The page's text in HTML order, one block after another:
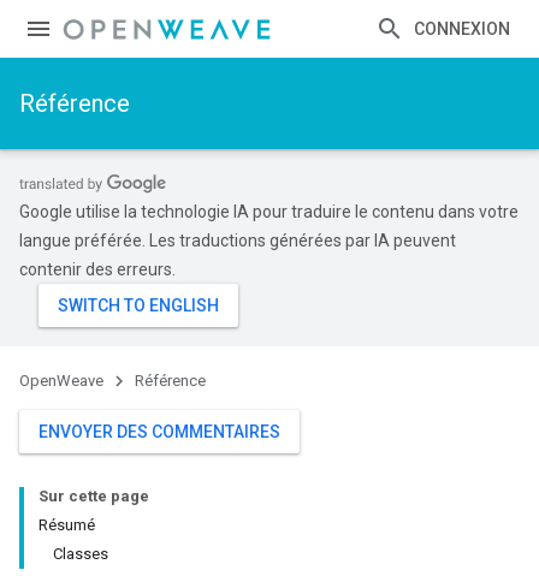
CONNEXION
Référence
Google utilise la technologie IA pour traduire le contenu dans votre
langue préférée. Les traductions générées par IA peuvent
contenir des erreurs.
OpenWeave Référence
ENVOYER DES COMMENTAIRES
Sur cette page
Résumé
Classes